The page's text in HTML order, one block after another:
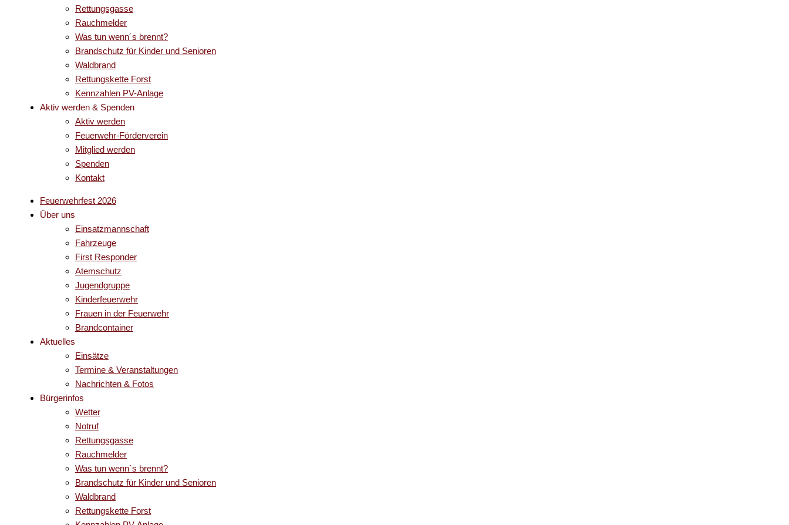
Rettungsgasse
Rauchmelder
Was tun wenn´s brennt?
Brandschutz für Kinder und Senioren
Waldbrand
Rettungskette Forst
Kennzahlen PV-Anlage
Aktiv werden & Spenden
Aktiv werden
Feuerwehr-Förderverein
Mitglied werden
Spenden
Kontakt
Feuerwehrfest 2026
Über uns
Einsatzmannschaft
Fahrzeuge
First Responder
Atemschutz
Jugendgruppe
Kinderfeuerwehr
Frauen in der Feuerwehr
Brandcontainer
Aktuelles
Einsätze
Termine & Veranstaltungen
Nachrichten & Fotos
Bürgerinfos
Wetter
Notruf
Rettungsgasse
Rauchmelder
Was tun wenn´s brennt?
Brandschutz für Kinder und Senioren
Waldbrand
Rettungskette Forst